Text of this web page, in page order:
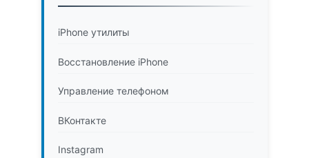
iPhone утилиты
Восстановление iPhone
Управление телефоном
ВКонтакте
Instagram